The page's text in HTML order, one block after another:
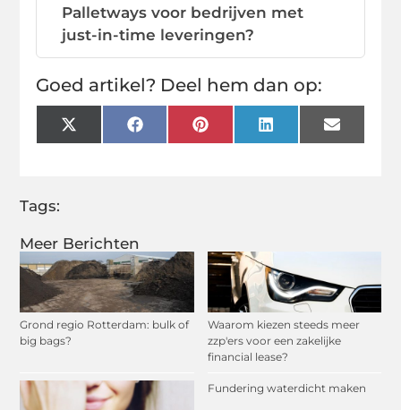
Meer Berichten
Grond regio Rotterdam: bulk of
big bags?
Waarom kiezen steeds meer
zzp'ers voor een zakelijke
financial lease?
Fundering waterdicht maken
Palletways voor bedrijven met
just-in-time leveringen?
Goed artikel? Deel hem dan op:
X
(Twitter)
FacebookPinterestLinkedInEmail
Tags: